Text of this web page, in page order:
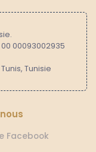
00093002935
Tunisie
Facebook